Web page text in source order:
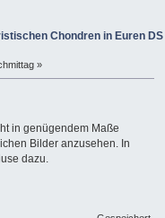
Chondren in Euren DS
»
in genügendem Maße
Bilder anzusehen. In
dazu.